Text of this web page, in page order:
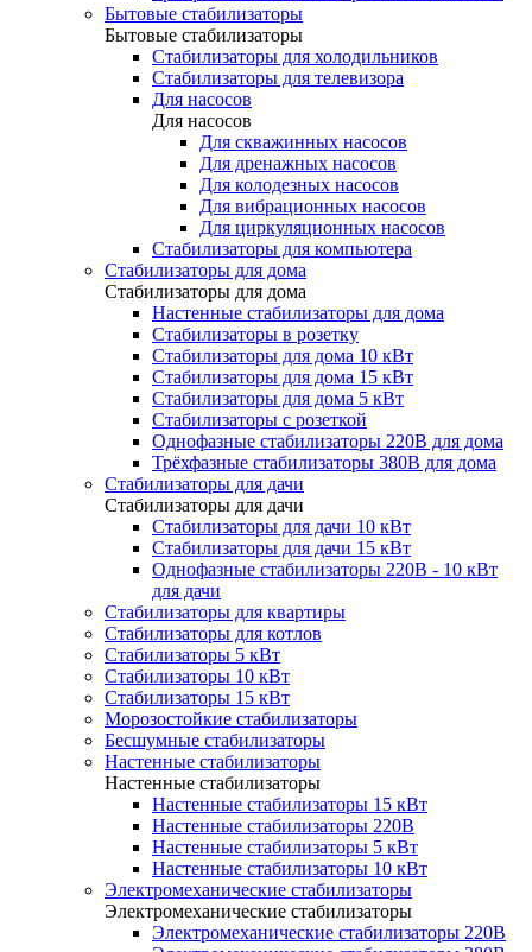
Бытовые стабилизаторы
Бытовые стабилизаторы
Стабилизаторы для холодильников
Стабилизаторы для телевизора
Для насосов
Для насосов
Для скважинных насосов
Для дренажных насосов
Для колодезных насосов
Для вибрационных насосов
Для циркуляционных насосов
Стабилизаторы для компьютера
Стабилизаторы для дома
Стабилизаторы для дома
Настенные стабилизаторы для дома
Стабилизаторы в розетку
Стабилизаторы для дома 10 кВт
Стабилизаторы для дома 15 кВт
Стабилизаторы для дома 5 кВт
Стабилизаторы с розеткой
Однофазные стабилизаторы 220В для дома
Трёхфазные стабилизаторы 380В для дома
Стабилизаторы для дачи
Стабилизаторы для дачи
Стабилизаторы для дачи 10 кВт
Стабилизаторы для дачи 15 кВт
Однофазные стабилизаторы 220В - 10 кВт
для дачи
Стабилизаторы для квартиры
Стабилизаторы для котлов
Стабилизаторы 5 кВт
Стабилизаторы 10 кВт
Стабилизаторы 15 кВт
Морозостойкие стабилизаторы
Бесшумные стабилизаторы
Настенные стабилизаторы
Настенные стабилизаторы
Настенные стабилизаторы 15 кВт
Настенные стабилизаторы 220В
Настенные стабилизаторы 5 кВт
Настенные стабилизаторы 10 кВт
Электромеханические стабилизаторы
Электромеханические стабилизаторы
Электромеханические стабилизаторы 220В